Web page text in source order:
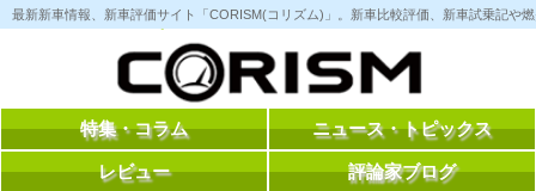
コ
ン
へ
最新新車情報、新車評価サイト「CORISM(コリズム)」。新車比較評価、新車試乗記や
特集・コラム ニュース・トピックス
レビュー 評論家ブログ